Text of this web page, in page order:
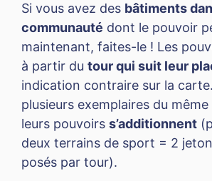
Si vous avez des bâtiments
communauté dont le pouvoir
maintenant, faites-le ! Les
à partir du tour qui suit leur
indication contraire sur la
plusieurs exemplaires du
leurs pouvoirs s’additionnent
deux terrains de sport = 2
posés par tour).